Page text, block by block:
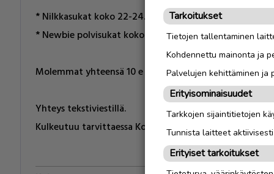
* Nilkkasukat koko 22-24. Merkki: House
* Newbie polvisukat koko 23-26
Molemmat yhteensä 10 e
Yhteys tekstiviestillä.
Kulkeutuu tarvittaessa Koivuhakaan omien menojen
Tarkoitukset
Tietojen tallentaminen
Kohdennettu mainonta ja
Palvelujen kehittäminen ja
Erityisominaisuudet
Tarkkojen sijaintitietojen
Tunnista laitteet
Erityiset tarkoitukset